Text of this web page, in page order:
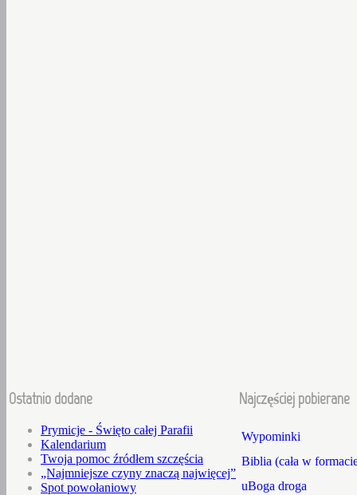
Ostatnio dodane
Prymicje - Święto całej Parafii
Kalendarium
Twoja pomoc źródłem szczęścia
„Najmniejsze czyny znaczą najwięcej”
Spot powołaniowy
Najczęściej pobierane
Wypominki
Biblia (cała w
uBoga droga